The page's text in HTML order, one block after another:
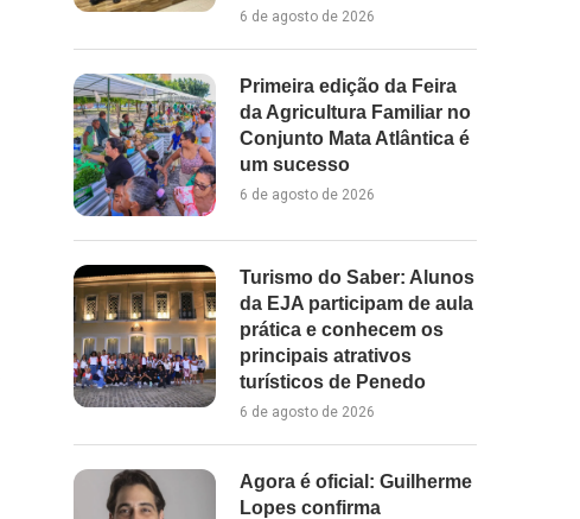
6 de agosto de 2026
Primeira edição da Feira
da Agricultura Familiar no
Conjunto Mata Atlântica é
um sucesso
6 de agosto de 2026
Turismo do Saber: Alunos
da EJA participam de aula
prática e conhecem os
principais atrativos
turísticos de Penedo
6 de agosto de 2026
Agora é oficial: Guilherme
Lopes confirma